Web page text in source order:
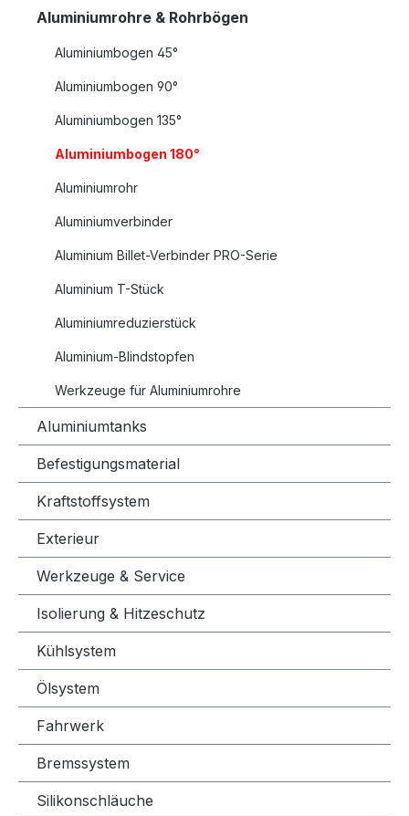
Aluminiumrohre & Rohrbögen
Aluminiumbogen 45°
Aluminiumbogen 90°
Aluminiumbogen 135°
Aluminiumbogen 180°
Aluminiumrohr
Aluminiumverbinder
Aluminium Billet-Verbinder PRO-Serie
Aluminium T-Stück
Aluminiumreduzierstück
Aluminium-Blindstopfen
Werkzeuge für Aluminiumrohre
Aluminiumtanks
Befestigungsmaterial
Kraftstoffsystem
Exterieur
Werkzeuge & Service
Isolierung & Hitzeschutz
Kühlsystem
Ölsystem
Fahrwerk
Bremssystem
Silikonschläuche